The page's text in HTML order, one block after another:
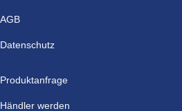
AGB
Datenschutz
Produktanfrage
Händler werden